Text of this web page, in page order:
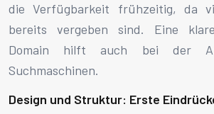
die Verfügbarkeit frühzeitig, da
bereits vergeben sind. Eine
Domain hilft auch bei der
Suchmaschinen.
Design und Struktur: Erste